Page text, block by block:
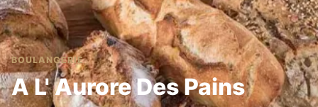
BOULANGERIE
A L' Aurore Des Pains